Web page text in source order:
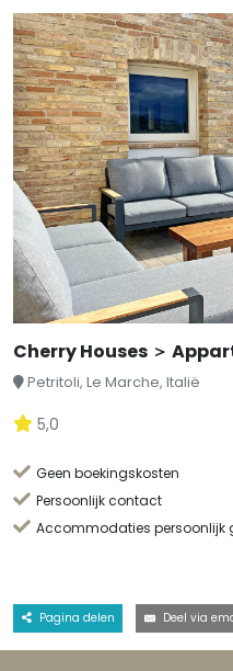
Cherry Houses ＞
Petritoli, Le Marche, Italië
5,0
Geen boekingskosten
Persoonlijk contact
Accommodaties persoonlijk
Pagina delen Deel via